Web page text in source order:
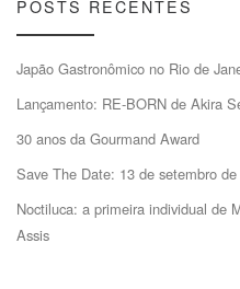
POSTS RECENTES
Japão Gastronômico no Rio de
Lançamento: RE-BORN de Akira
30 anos da Gourmand Award
Save The Date: 13 de setembro
Noctiluca: a primeira individual de
Assis